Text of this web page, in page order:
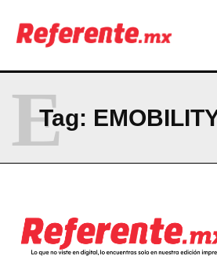
profesionistas chihuahuenses
El proyecto que cambió al mundo sin
Más escuelas renovadas: fortalecen
¿Y si el futuro industrial de Chihuahua
Los 40 ya no son la mitad de la vida:
partida
ABOUT
Tag:
E